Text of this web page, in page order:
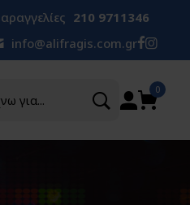
210 9711346
info@alifragis.com.gr
0